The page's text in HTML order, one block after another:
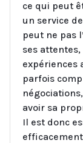
ce qui peut
un service
peut ne pas
ses
expériences
parfois
avoir sa
Il est donc